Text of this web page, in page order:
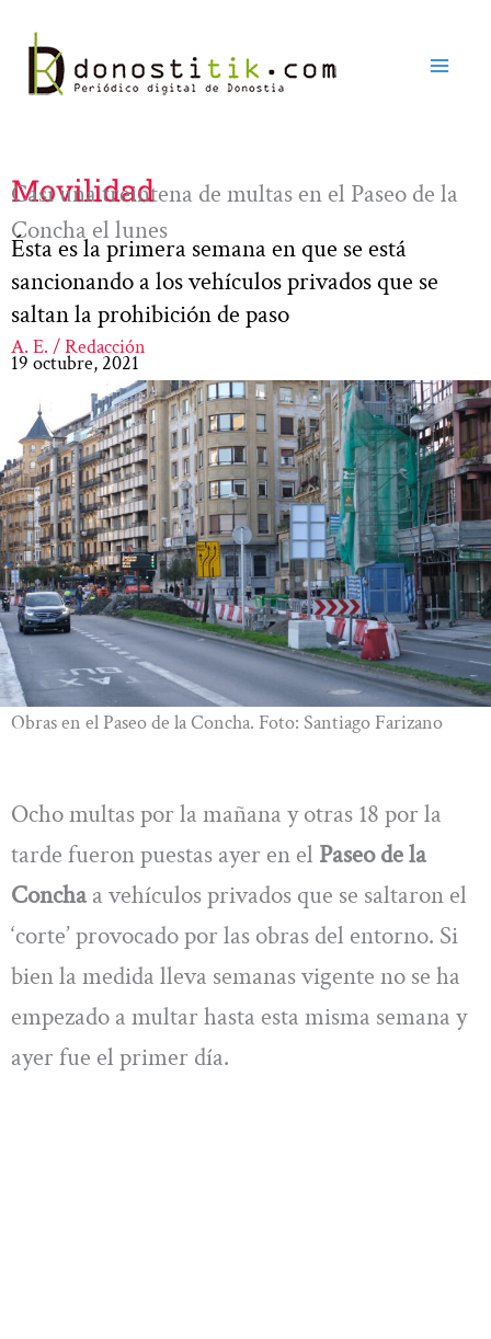
contenido
Movilidad
Casi una treintena de multas en el Paseo de la
Concha el lunes
Ésta es la primera semana en que se está
sancionando a los vehículos privados que se
saltan la prohibición de paso
A. E. / Redacción
19 octubre, 2021
Obras en el Paseo de la Concha. Foto: Santiago Farizano
Ocho multas por la mañana y otras 18 por la
tarde fueron puestas ayer en el Paseo de la
Conchaa vehículos privados que se saltaron el
‘corte’ provocado por las obras del entorno. Si
bien la medida lleva semanas vigente no se ha
empezado a multar hasta esta misma semana y
ayer fue el primer día.